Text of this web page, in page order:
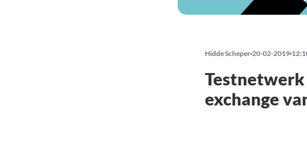
Hidde Scheper 20-02-2019
exchange